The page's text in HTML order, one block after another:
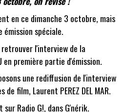
en ce dimanche 3 octobre, mais
émission spéciale.
l'interview de la
en première partie d'émission.
une rediffusion de l'interview
film, Laurent PEREZ DEL MAR.
Radio G!, dans G'nérik.